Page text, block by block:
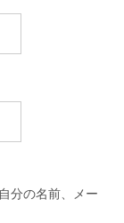
分の名前、メー